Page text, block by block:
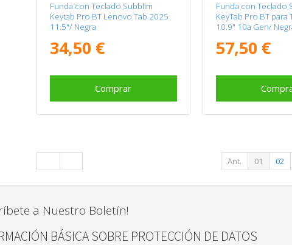
Funda con Teclado Subblim
Keytab Pro BT Lenovo Tab 2025
11.5"/ Negra
34,50 €
Comprar
Funda con Teclado
KeyTab Pro BT para
10.9" 10a Gen/
57,50 €
Ant. 01 02
a Nuestro Boletín!
BÁSICA SOBRE PROTECCIÓN DE DATOS